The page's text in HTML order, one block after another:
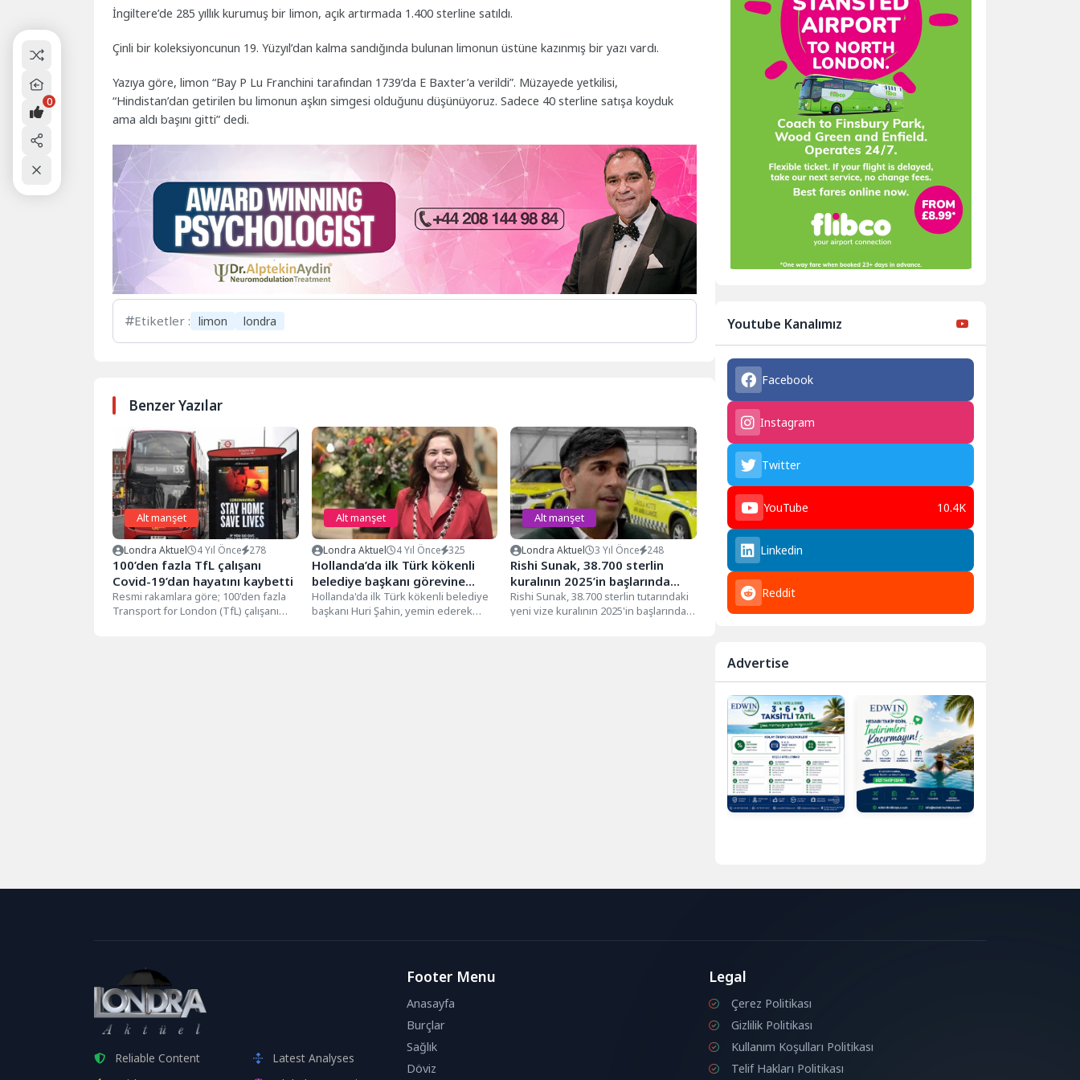
İngiltere’de 285 yıllık kurumuş bir limon, açık artırmada 1.400 sterline satıldı.
Çinli bir koleksiyoncunun 19. Yüzyıl’dan kalma sandığında bulunan limonun üstüne kazınmış bir yazı vardı.
Yazıya göre, limon “Bay P Lu Franchini tarafından 1739’da E Baxter’a verildi”. Müzayede yetkilisi,
“Hindistan’dan getirilen bu limonun aşkın simgesi olduğunu düşünüyoruz. Sadece 40 sterline satışa koyduk
ama aldı başını gitti” dedi.
Etiketler : limon londra
Benzer Yazılar
Alt manşet
Londra Aktuel 4 Yıl Önce 278
100’den fazla TfL çalışanı
Covid-19’dan hayatını kaybetti
Resmi rakamlara göre; 100'den fazla
Transport for London (TfL) çalışanı
Alt manşet
Londra Aktuel 4 Yıl Önce 325
Hollanda’da ilk Türk kökenli
belediye başkanı görevine
başladı
Hollanda'da ilk Türk kökenli belediye
başkanı Huri Şahin, yemin ederek
Alt manşet
Londra Aktuel 3 Yıl Önce 248
Rishi Sunak, 38.700 sterlin
kuralının 2025’in başlarında
getirileceğini açıkladı
Rishi Sunak, 38.700 sterlin tutarındaki
yeni vize kuralının 2025'in başlarında
Youtube Kanalımız
Facebook
Instagram
Twitter
YouTube 10.4K
Linkedin
Reddit
Advertise
Reliable Content
Latest Analyses
Footer Menu
Anasayfa
Burçlar
Sağlık
Döviz
Legal
Çerez Politikası
Gizlilik Politikası
Kullanım Koşulları Politikası
Telif Hakları Politikası
0